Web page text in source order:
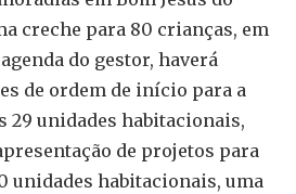
creche para 80 crianças, em
do gestor, haverá
de ordem de início para a
29 unidades habitacionais,
de projetos para
unidades habitacionais, uma